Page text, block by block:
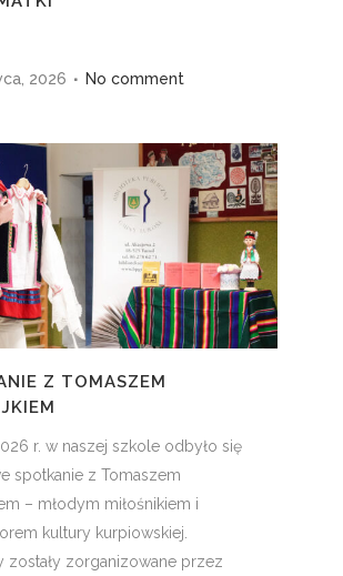
2026 No comment
Z TOMASZEM
r. w naszej szkole odbyło się
spotkanie z Tomaszem
– młodym miłośnikiem i
kultury kurpiowskiej.
zostały zorganizowane przez